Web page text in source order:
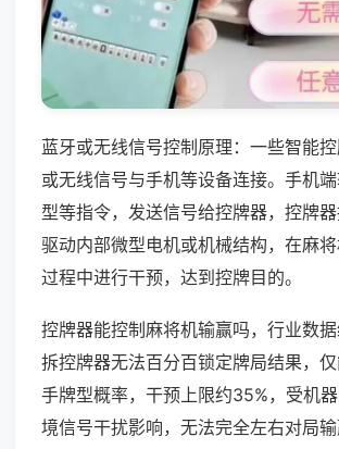
蓝牙或无线信号控制原理：一些智能
或无线信号与手机等设备连接。手机
型等指令，发送信号给控牌器，控牌
驱动内部微型电机或机械结构，在麻
过程中进行干预，达到控牌目的。
控牌器能控制麻将机输赢吗，行业数
拆控牌器无法百分百锁定牌局结果，
手牌型概率，干预上限约35%，受机
境信号干扰影响，无法完全左右对局输